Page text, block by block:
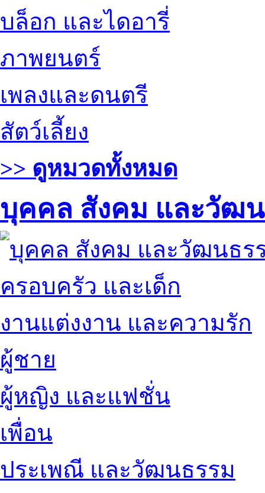
บล็อก และไดอารี่
ภาพยนตร์
เพลงและดนตรี
สัตว์เลี้ยง
>> ดูหมวดทั้งหมด
บุคคล สังคม และวัฒ
ครอบครัว และเด็ก
งานแต่งงาน และความรัก
ผู้ชาย
ผู้หญิง และแฟชั่น
เพื่อน
ประเพณี และวัฒนธรรม